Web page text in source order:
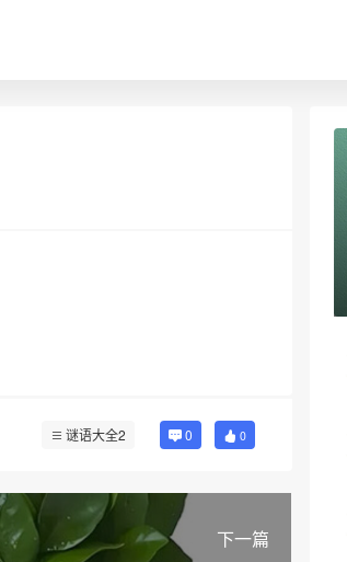
谜语大全2 0 0
下一篇